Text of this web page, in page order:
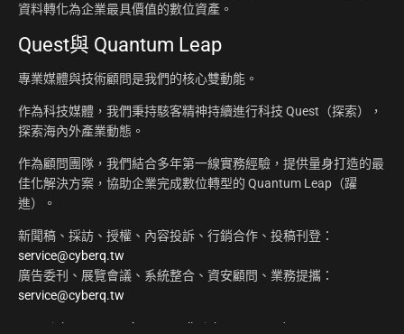
資料轉化為企業最具價值的數位資產。
Quest與 Quantum Leap
專業媒體與技術顧問是我們的核心雙動能。
作為科技媒體，我們秉持駭客精神持續進行科技 Quest（探索），
探索海內外產業動態。
作為顧問團隊，我們結合多年第一線實務經驗，提供量身打造的最
佳化解決方案，協助企業完成數位轉型的 Quantum Leap（躍
進）。
新聞稿、採訪、授權、內容投訴、行銷合作、投稿刊登：
service@cyberq.tw
廣告委刊、展覽會議、系統整合、資安顧問、業務提攜：
service@cyberq.tw
Copyright ©2026 CyberQ.tw All Rights Reserved.